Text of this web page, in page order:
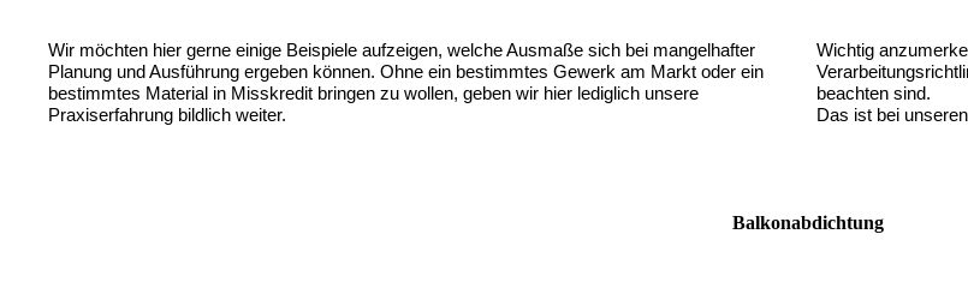
Wir möchten hier gerne einige Beispiele aufzeigen, welche Ausmaße sich bei mangelhafter
Planung und Ausführung ergeben können. Ohne ein bestimmtes Gewerk am Markt oder ein
bestimmtes Material in Misskredit bringen zu wollen, geben wir hier lediglich unsere
Praxiserfahrung bildlich weiter.
Wichtig
beachten sind.
Das ist bei
Balkonabdichtung